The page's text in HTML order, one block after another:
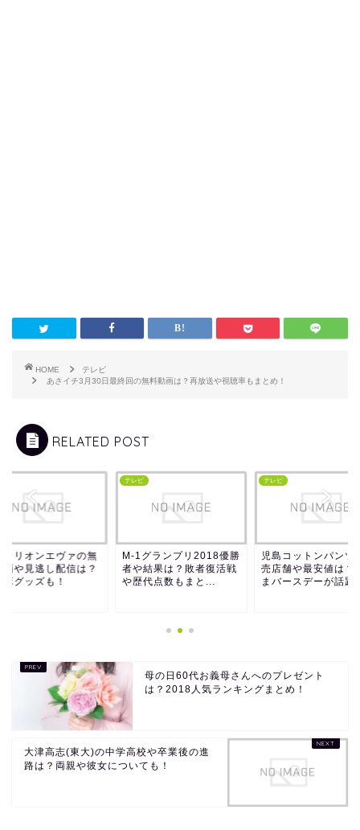
HOME
テレビ
あさイチ3月30日最終回の無料動画は？再放送や視聴率もまとめ！
RELATED POST
カリオンエヴァの無
画や見逃し配信は？
ボグッズも！
テレビ
M-1グランプリ2018優勝
者や結果は？敗者復活戦
や歴代点数もまと...
テレビ
児島コットンパンツ
売店舗や最安値は？
まバースデーが話題
母の日60代お義母さんへのプレゼント
は？2018人気ランキングまとめ！
大津高志(東大)の中学高校や卒業後の進
路は？両親や彼女についても！